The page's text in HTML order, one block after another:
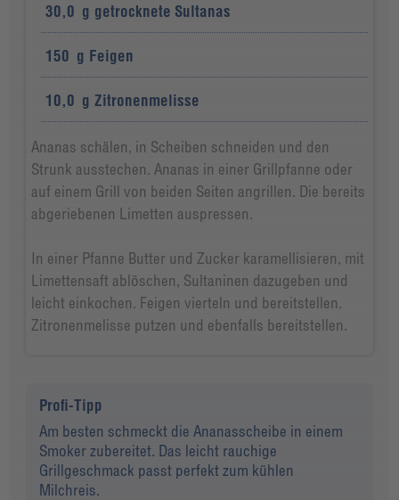
30,0 g getrocknete Sultanas
150 g Feigen
10,0 g Zitronenmelisse
Ananas schälen, in Scheiben schneiden und den
Strunk ausstechen. Ananas in einer Grillpfanne oder
auf einem Grill von beiden Seiten angrillen. Die bereits
abgeriebenen Limetten auspressen.
In einer Pfanne Butter und Zucker karamellisieren, mit
Limettensaft ablöschen, Sultaninen dazugeben und
leicht einkochen. Feigen vierteln und bereitstellen.
Zitronenmelisse putzen und ebenfalls bereitstellen.
Profi-Tipp
Am besten schmeckt die Ananasscheibe in einem
Smoker zubereitet. Das leicht rauchige
Grillgeschmack passt perfekt zum kühlen
Milchreis.